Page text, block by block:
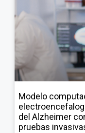
Modelo
del Alzheimer
pruebas